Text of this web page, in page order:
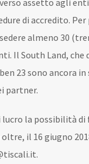
assetto agli
di accredito.
almeno 30
Il South Land, che
23 sono ancora
partner.
la possibilità
il 16 giugno
.